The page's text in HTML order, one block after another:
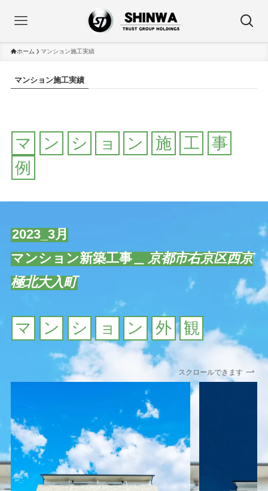
ホーム マンション施工実績
マンション施工実績
マ ン シ ョ ン 施 工
事
例
2023_3月
マンション新築工事＿
京都市右京区西京
極北大入町
マ ン シ ョ ン 外 観
スクロールできます